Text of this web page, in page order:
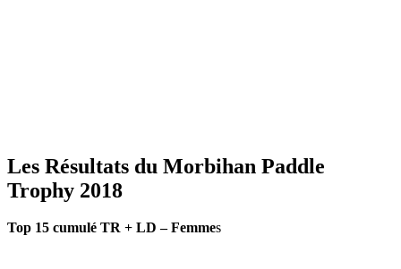
Les Résultats du Morbihan Paddle
Trophy 2018
Top 15 cumulé TR + LD – Femmes